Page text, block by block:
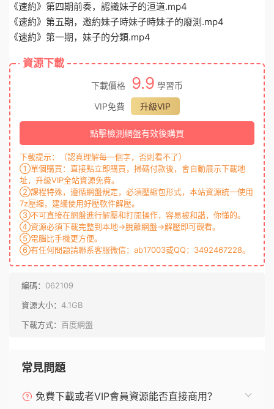
《速約》第四期前奏，認識妹子的洹道.mp4
《速約》第五期，邀約妹子時妹子時妹子的廢測.mp4
《速約》第一期，妹子的分類.mp4
資源下載
下載價格 9.9 學習币
VIP免費
升級VIP
點擊檢測網盤有效後購買
下載提示：（認真理解每一個字，否則看不了）
①單個購買：直接點立即購買，掃碼付款後，會自動展示下載地
址，升級VIP全站資源免費。
②課程特殊，遵循網盤規定，必須壓縮包形式，本站資源統一使用
7z壓縮，建議使用好壓軟件解壓。
③不可直接在網盤進行解壓和打開操作，容易被和諧，你懂的。
④資源必須下載完整到本地→脫離網盤→解壓即可觀看。
⑤電腦比手機更方便。
⑥有任何問題請聯系客服微信：ab17003或QQ：3492467228。
編碼： 062109
資源大小： 4.1GB
下載方式： 百度網盤
常見問題
免費下載或者VIP會員資源能否直接商用？